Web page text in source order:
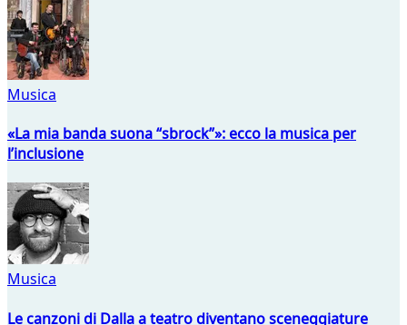
Musica
«La mia banda suona “sbrock”»: ecco la musica per
l’inclusione
Musica
Le canzoni di Dalla a teatro diventano sceneggiature